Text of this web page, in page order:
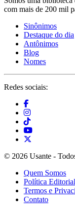
com mais de 200 mil
Sinônimos
Destaque do dia
Antônimos
Blog
Nomes
Redes sociais:
© 2026 Usante -
Quem Somos
Política Editorial
Termos e
Contato